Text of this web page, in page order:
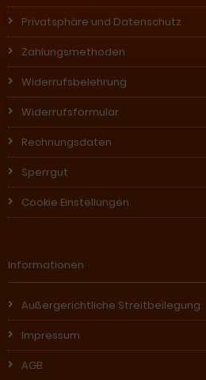
Privatsphäre und Datenschutz
Zahlungsmethoden
Widerrufsbelehrung
Widerrufsformular
Rechnungsdaten
Sperrgut
Cookie Einstellungen
Informationen
Außergerichtliche Streitbeilegung
Impressum
AGB